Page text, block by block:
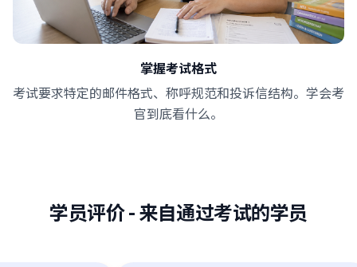
掌握考试格式
考试要求特定的邮件格式、称呼规范和投诉信结构。学会考
官到底看什么。
学员评价-来自通过考试的学员